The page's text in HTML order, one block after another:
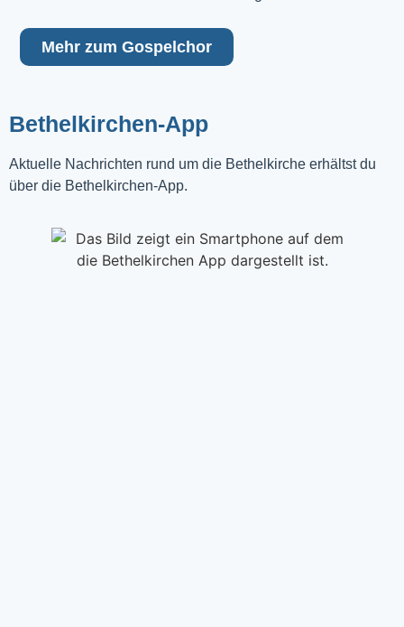
Mehr zum Gospelchor
Bethelkirchen-App
Aktuelle Nachrichten rund um die Bethelkirche erhältst du
über die Bethelkirchen-App.